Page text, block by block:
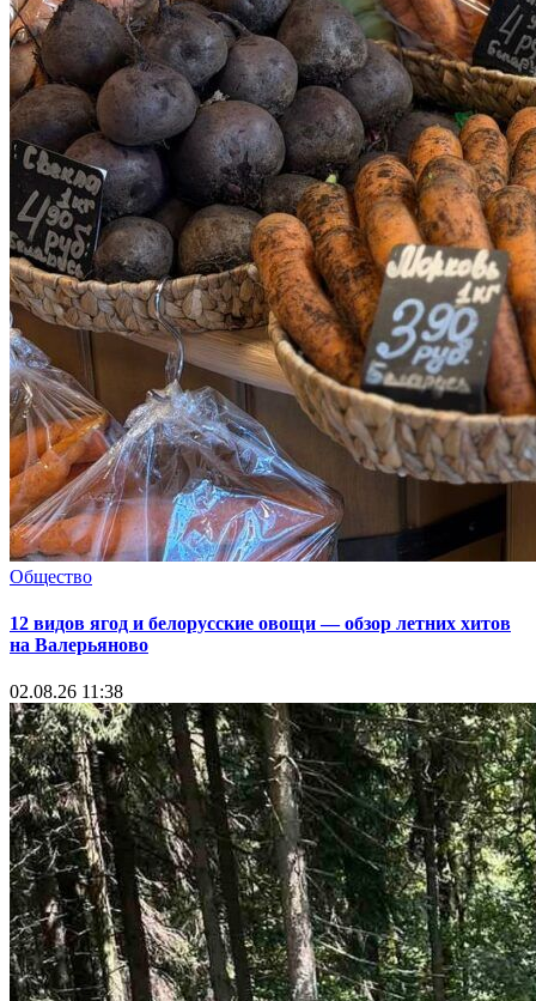
Общество
12 видов ягод и белорусские овощи — обзор летних хитов
на Валерьяново
02.08.26 11:38